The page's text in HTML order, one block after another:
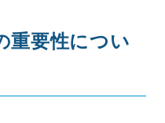
重要性につい